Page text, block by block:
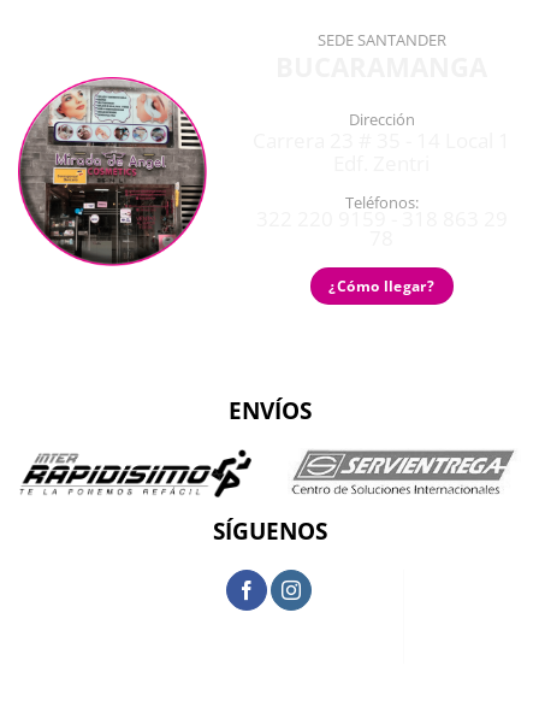
SEDE SANTANDER
Dirección
Teléfonos:
¿Cómo llegar?
ENVÍOS
SÍGUENOS